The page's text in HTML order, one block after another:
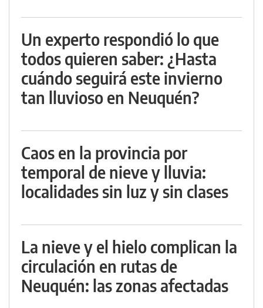
Un experto respondió lo que
todos quieren saber: ¿Hasta
cuándo seguirá este invierno
tan lluvioso en Neuquén?
Caos en la provincia por
temporal de nieve y lluvia:
localidades sin luz y sin clases
La nieve y el hielo complican la
circulación en rutas de
Neuquén: las zonas afectadas